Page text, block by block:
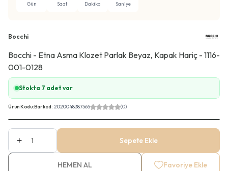
Gün Saat Dakika Saniye
Bocchi
Bocchi - Etna Asma Klozet Parlak Beyaz, Kapak Hariç - 1116-
001-0128
Stokta 7 adet var
Ürün Kodu:Barkod: 2020048387565 (0)
Sepete Ekle
HEMEN AL Favoriye Ekle